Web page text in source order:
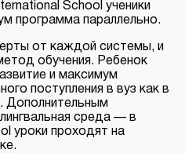
School ученики
программа параллельно.
от каждой системы, и
обучения. Ребенок
и максимум
поступления в вуз как в
Дополнительным
среда — в
уроки проходят на